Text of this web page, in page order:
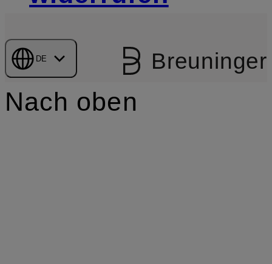
DE Breuninger
Nach oben